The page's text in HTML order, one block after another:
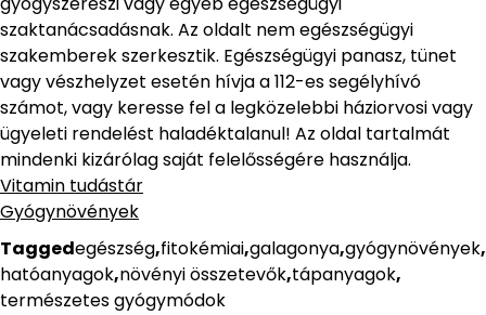
szaktanácsadásnak. Az oldalt nem egészségügyi
szakemberek szerkesztik. Egészségügyi panasz, tünet
vagy vészhelyzet esetén hívja a 112-es segélyhívó
számot, vagy keresse fel a legközelebbi háziorvosi vagy
ügyeleti rendelést haladéktalanul! Az oldal tartalmát
mindenki kizárólag saját felelősségére használja.
Vitamin tudástár
Gyógynövények
Taggedegészség,fitokémiai,galagonya,gyógynövények,
hatóanyagok,növényi összetevők,tápanyagok,
természetes gyógymódok